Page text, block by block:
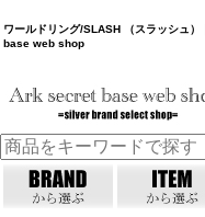
ワールドリング/SLASH （スラッシュ
base web shop